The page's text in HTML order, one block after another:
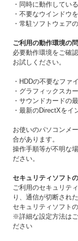
・同時に動作してい
・不要なウインドウ
・常駐ソフトウェア
ご利用の動作環境の
必要動作環境をご確
お試しください。
・HDDの不要なファ
・グラフィックスカ
・サウンドカードの
・最新のDirectXをイ
お使いのパソコンメ
合があります。
操作手順等が不明な
ださい。
セキュリティソフト
ご利用のセキュリテ
り、通信が切断され
セキュリティソフト
※詳細な設定方法は
ださい